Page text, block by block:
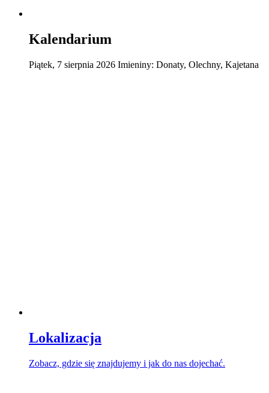
Kalendarium
Piątek, 7 sierpnia 2026 Imieniny: Donaty, Olechny, Kajetana
Lokalizacja
Zobacz, gdzie się znajdujemy i jak do nas dojechać.